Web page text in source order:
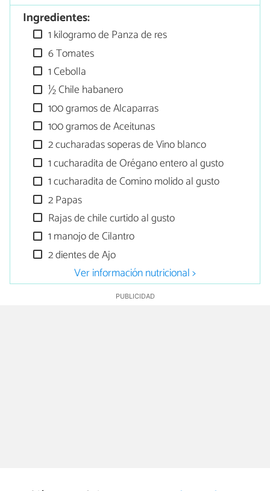
Ingredientes:
1 kilogramo de Panza de res
6 Tomates
1 Cebolla
½ Chile habanero
100 gramos de Alcaparras
100 gramos de Aceitunas
2 cucharadas soperas de Vino blanco
1 cucharadita de Orégano entero al gusto
1 cucharadita de Comino molido al gusto
2 Papas
Rajas de chile curtido al gusto
1 manojo de Cilantro
2 dientes de Ajo
Ver información nutricional >